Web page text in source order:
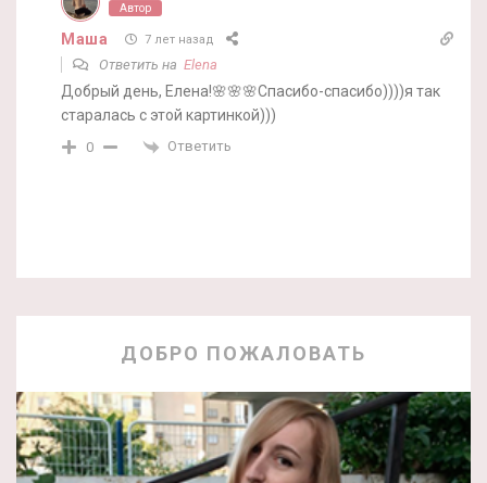
Автор
Маша 7 лет назад
Ответить на Elena
Добрый день, Елена!🌸🌸🌸Спасибо-спасибо))))я так
старалась с этой картинкой)))
0 Ответить
ДОБРО ПОЖАЛОВАТЬ